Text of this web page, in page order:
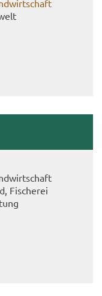
Fi­sche­rei